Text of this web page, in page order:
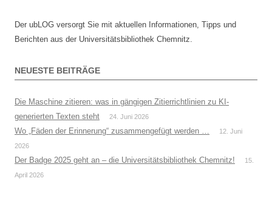
Der ubLOG versorgt Sie mit aktuellen Informationen, Tipps und
Berichten aus der Universitätsbibliothek Chemnitz.
NEUESTE BEITRÄGE
Die Maschine zitieren: was in gängigen Zitierrichtlinien zu KI-
generierten Texten steht
24. Juni 2026
Wo „Fäden der Erinnerung“ zusammengefügt werden …
12. Juni
2026
Der Badge 2025 geht an – die Universitätsbibliothek Chemnitz!
15.
April 2026